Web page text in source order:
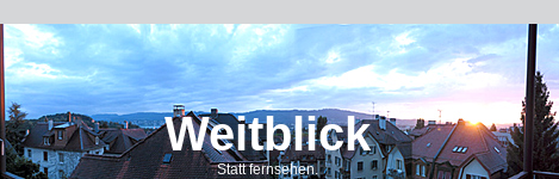
Weitblick
Statt fernsehen.